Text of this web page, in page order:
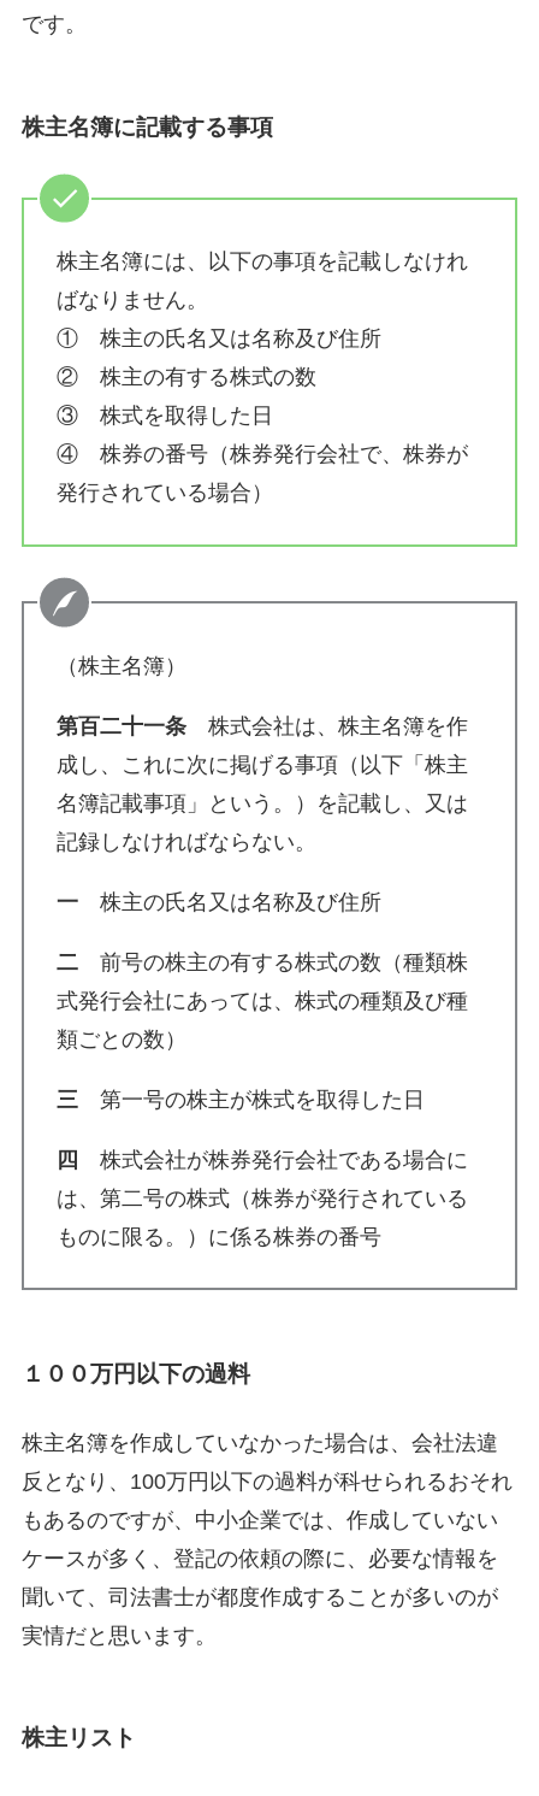
です。
株主名簿に記載する事項
株主名簿には、以下の事項を記載しなけれ
ばなりません。
① 株主の氏名又は名称及び住所
② 株主の有する株式の数
③ 株式を取得した日
④ 株券の番号（株券発行会社で、株券が
発行されている場合）
（株主名簿）
第百二十一条株式会社は、株主名簿を作
成し、これに次に掲げる事項（以下「株主
名簿記載事項」という。）を記載し、又は
記録しなければならない。
一株主の氏名又は名称及び住所
二前号の株主の有する株式の数（種類株
式発行会社にあっては、株式の種類及び種
類ごとの数）
三 第一号の株主が株式を取得した日
四
株式会社が株券発行会社である場合に
は、第二号の株式（株券が発行されている
ものに限る。）に係る株券の番号
１００万円以下の過料
株主名簿を作成していなかった場合は、会社法違
反となり、100万円以下の過料が科せられるおそれ
もあるのですが、中小企業では、作成していない
ケースが多く、登記の依頼の際に、必要な情報を
聞いて、司法書士が都度作成することが多いのが
実情だと思います。
株主リスト